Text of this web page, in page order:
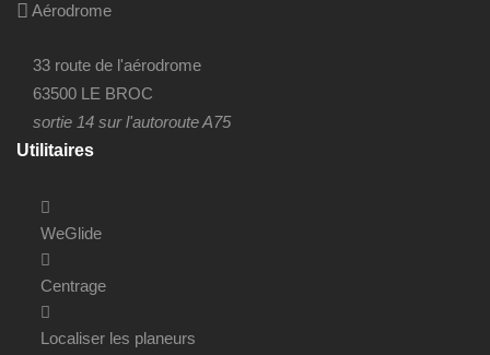
Aérodrome
33 route de l'aérodrome
63500 LE BROC
sortie 14 sur l'autoroute A75
Utilitaires
WeGlide
Centrage
Localiser les planeurs